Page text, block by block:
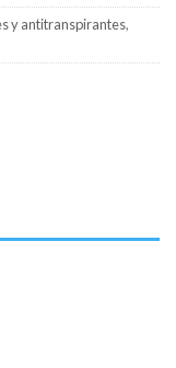
y antitranspirantes,